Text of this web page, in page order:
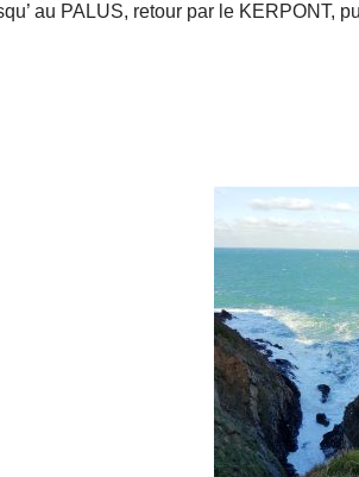
au PALUS, retour par le KERPONT,